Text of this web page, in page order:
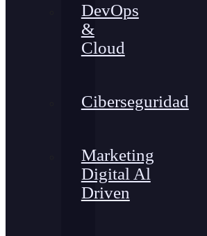
DevOps
&
Cloud
Ciberseguridad
Marketing
Digital Al
Driven